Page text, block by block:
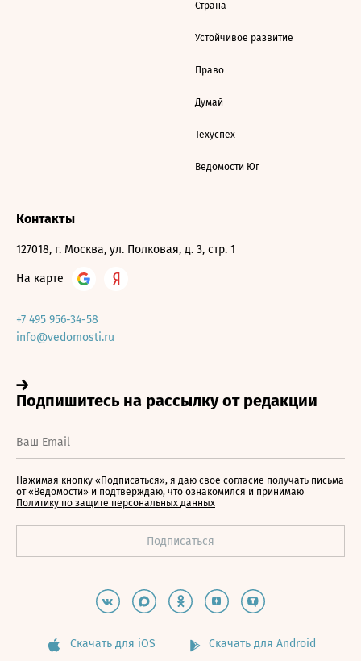
Страна
Устойчивое развитие
Право
Думай
Техуспех
Ведомости Юг
Контакты
127018, г. Москва, ул. Полковая, д. 3, стр. 1
На карте
+7 495 956-34-58
info@vedomosti.ru
Нажимая кнопку «Подписаться», я даю свое согласие получать письма
от «Ведомости» и подтверждаю, что ознакомился и принимаю
Политику по защите персональных данных
Скачать для iOS Скачать для Android